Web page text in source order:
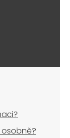
osobně?